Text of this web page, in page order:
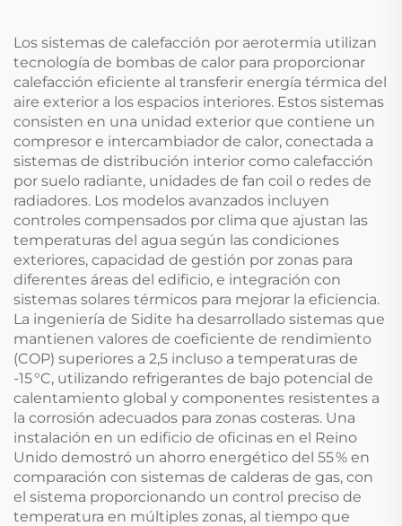
SFB/SFC Piezas de
calentador de agua
Los sistemas de calefacción por aerotermia utilizan
tecnología de bombas de calor para proporcionar
calefacción eficiente al transferir energía térmica del
aire exterior a los espacios interiores. Estos sistemas
consisten en una unidad exterior que contiene un
compresor e intercambiador de calor, conectada a
sistemas de distribución interior como calefacción
por suelo radiante, unidades de fan coil o redes de
radiadores. Los modelos avanzados incluyen
controles compensados por clima que ajustan las
temperaturas del agua según las condiciones
exteriores, capacidad de gestión por zonas para
diferentes áreas del edificio, e integración con
sistemas solares térmicos para mejorar la eficiencia.
La ingeniería de Sidite ha desarrollado sistemas que
mantienen valores de coeficiente de rendimiento
(COP) superiores a 2,5 incluso a temperaturas de
-15 °C, utilizando refrigerantes de bajo potencial de
calentamiento global y componentes resistentes a
la corrosión adecuados para zonas costeras. Una
instalación en un edificio de oficinas en el Reino
Unido demostró un ahorro energético del 55 % en
comparación con sistemas de calderas de gas, con
el sistema proporcionando un control preciso de
temperatura en múltiples zonas, al tiempo que